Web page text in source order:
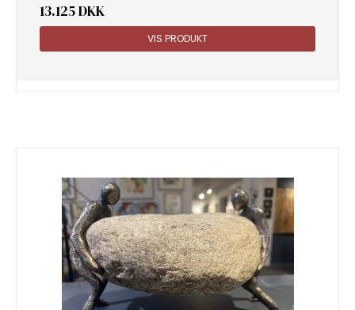
13.125 DKK
VIS PRODUKT